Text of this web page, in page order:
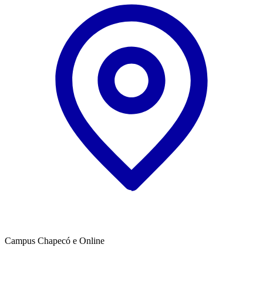
Campus Chapecó e Online